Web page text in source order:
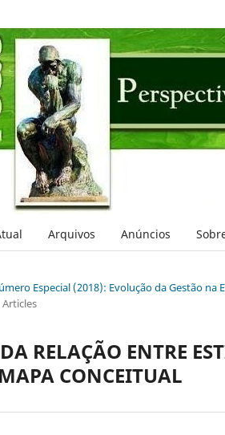
Arquivos Anúncios
Especial (2018): Evolução da Gestão na
Articles
RELAÇÃO ENTRE
CONCEITUAL